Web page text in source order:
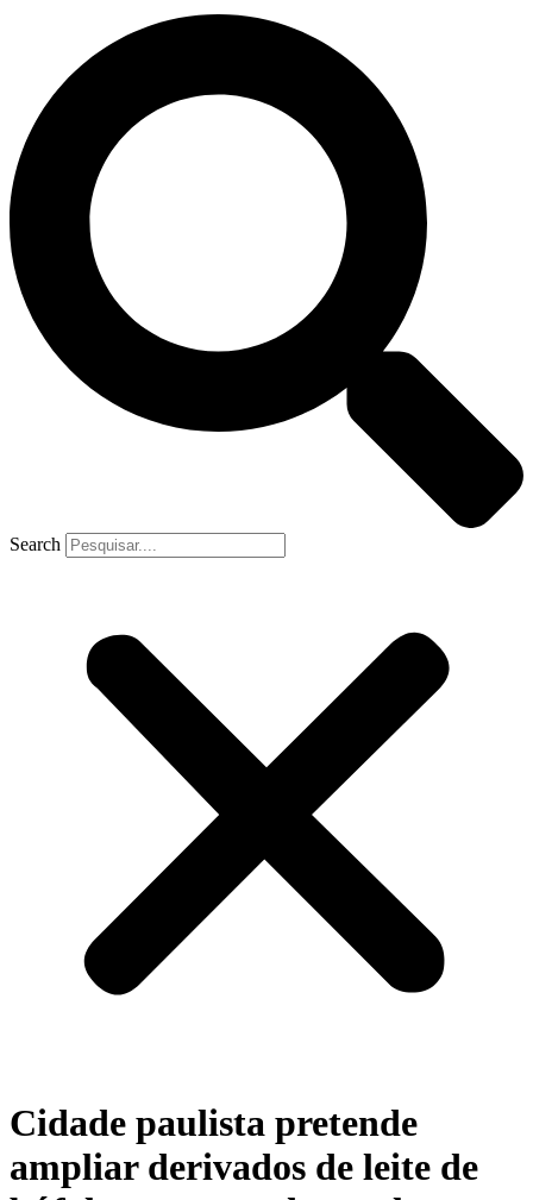
Search
Cidade paulista pretende
ampliar derivados de leite de